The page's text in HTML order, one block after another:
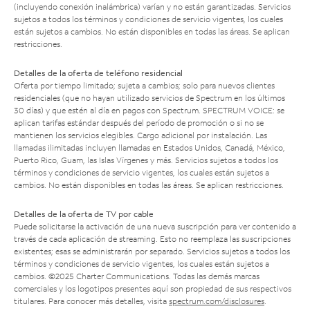
(incluyendo conexión inalámbrica) varían y no están garantizadas. Servicios
sujetos a todos los términos y condiciones de servicio vigentes, los cuales
están sujetos a cambios. No están disponibles en todas las áreas. Se aplican
restricciones.
Detalles de la oferta de teléfono residencial
Oferta por tiempo limitado; sujeta a cambios; solo para nuevos clientes
residenciales (que no hayan utilizado servicios de Spectrum en los últimos
30 días) y que estén al día en pagos con Spectrum. SPECTRUM VOICE: se
aplican tarifas estándar después del período de promoción o si no se
mantienen los servicios elegibles. Cargo adicional por instalación. Las
llamadas ilimitadas incluyen llamadas en Estados Unidos, Canadá, México,
Puerto Rico, Guam, las Islas Vírgenes y más. Servicios sujetos a todos los
términos y condiciones de servicio vigentes, los cuales están sujetos a
cambios. No están disponibles en todas las áreas. Se aplican restricciones.
Detalles de la oferta de TV por cable
Puede solicitarse la activación de una nueva suscripción para ver contenido a
través de cada aplicación de streaming. Esto no reemplaza las suscripciones
existentes; esas se administrarán por separado. Servicios sujetos a todos los
términos y condiciones de servicio vigentes, los cuales están sujetos a
cambios. ©2025 Charter Communications. Todas las demás marcas
comerciales y los logotipos presentes aquí son propiedad de sus respectivos
titulares. Para conocer más detalles, visita spectrum.com/disclosures